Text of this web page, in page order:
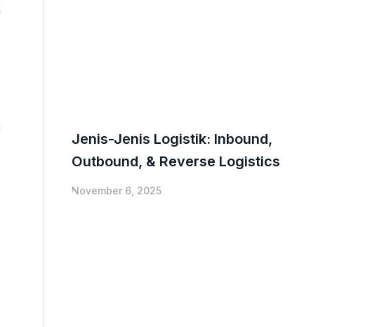
Jenis-Jenis Logistik: Inbound,
Outbound, & Reverse Logistics
November 6, 2025